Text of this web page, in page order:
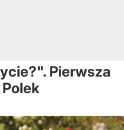
Pierwsza